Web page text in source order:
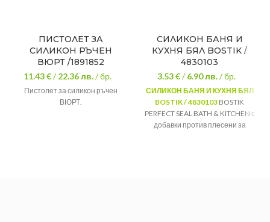
ПИСТОЛЕТ ЗА
СИЛИКОН РЪЧЕН
ВЮРТ /1891852
11.43 €/22.36лв./ бр.
Пистолет за силикон ръчен
ВЮРТ.
СИЛИКОН БАНЯ И
КУХНЯ БЯЛ BOSTIK /
4830103
3.53 €/6.90лв./ бр.
СИЛИКОН БАНЯ И КУХНЯ БЯЛ
BOSTIK / 4830103 BOSTIK
PERFECT SEAL BATH & KITCHEN с
добавки против плесени за